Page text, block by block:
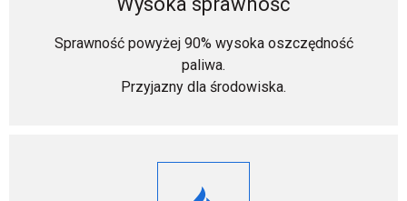
Sprawność powyżej 90% wysoka oszczędność
paliwa.
Przyjazny dla środowiska.